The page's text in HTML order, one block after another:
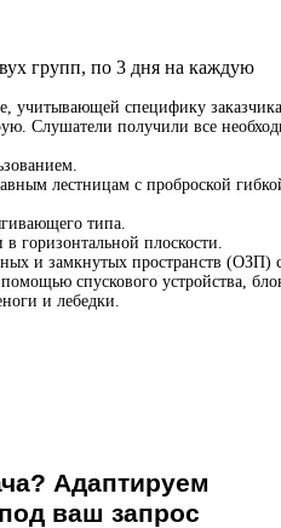
групп, по 3 дня на каждую
учитывающей специфику
Слушатели получили все
лестницам с проброской
типа.
горизонтальной плоскости.
и замкнутых пространств
спускового устройства,
и лебедки.
Адаптируем
ваш запрос